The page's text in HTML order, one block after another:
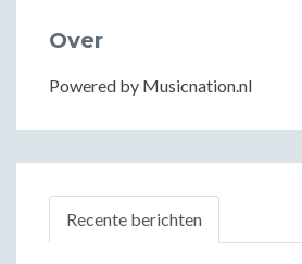
Over
Powered by Musicnation.nl
Recente berichten